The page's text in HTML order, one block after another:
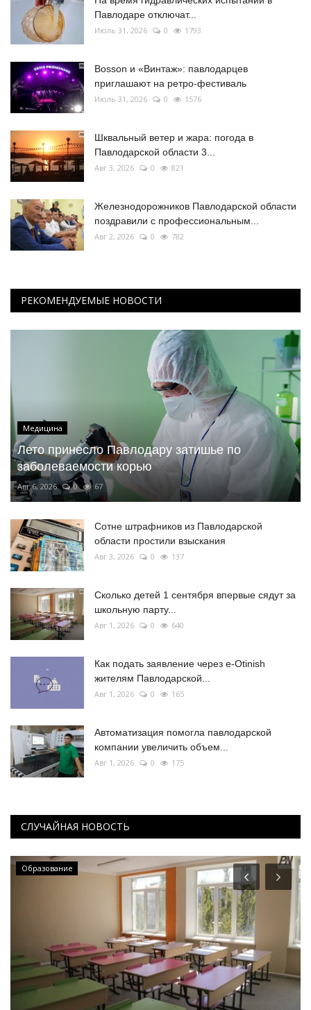
Павлодаре отключат...
Июль 31, 2026 0 1793
Bosson и «Винтаж»: павлодарцев
приглашают на ретро-фестиваль
Июль 31, 2026 0 1576
Шквальный ветер и жара: погода в
Павлодарской области 3...
Авг 3, 2026 0 821
Железнодорожников Павлодарской области
поздравили с профессиональным...
Авг 2, 2026 0 782
РЕКОМЕНДУЕМЫЕ НОВОСТИ
Медицина
Лето принесло Павлодару затишье по
заболеваемости корью
Авг 6, 2026 0 67
Сотне штрафников из Павлодарской
области простили взыскания
Авг 3, 2026 0 137
Сколько детей 1 сентября впервые сядут за
школьную парту...
Авг 1, 2026 0 640
Как подать заявление через e-Otinish
жителям Павлодарской...
Авг 1, 2026 0 165
Автоматизация помогла павлодарской
компании увеличить объем...
Авг 1, 2026 0 175
СЛУЧАЙНАЯ НОВОСТЬ
Образование